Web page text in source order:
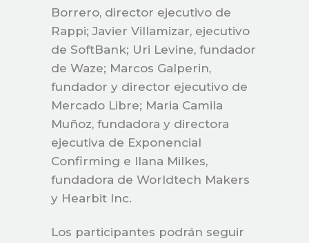
Borrero, director ejecutivo de
Rappi; Javier Villamizar, ejecutivo
de SoftBank; Uri Levine, fundador
de Waze; Marcos Galperin,
fundador y director ejecutivo de
Mercado Libre; Maria Camila
Muñoz, fundadora y directora
ejecutiva de Exponencial
Confirming e Ilana Milkes,
fundadora de Worldtech Makers
y Hearbit Inc.
Los participantes podrán seguir